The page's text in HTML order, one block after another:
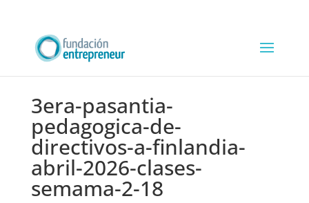
3era-pasantia-
pedagogica-de-
directivos-a-finlandia-
abril-2026-clases-
semama-2-18